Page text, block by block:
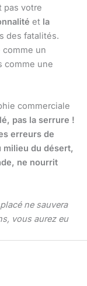
pas votre
et la
des fatalités.
un
comme une
commerciale
pas la serrure !
erreurs de
milieu du désert,
ne nourrit
ne sauvera
vous aurez eu